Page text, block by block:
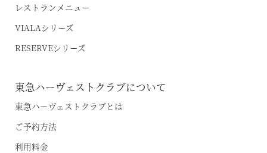
レストランメニュー
VIALAシリーズ
RESERVEシリーズ
東急ハーヴェストクラブについて
東急ハーヴェストクラブとは
ご予約方法
利用料金